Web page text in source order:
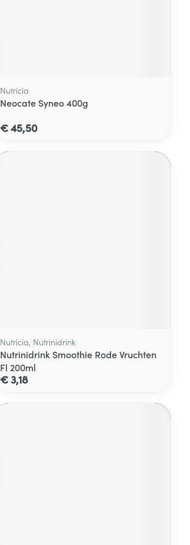
Nutricia
Neocate Syneo 400g
€ 45,50
Nutricia, Nutrinidrink
Nutrinidrink Smoothie Rode Vruchten
Fl 200ml
€ 3,18